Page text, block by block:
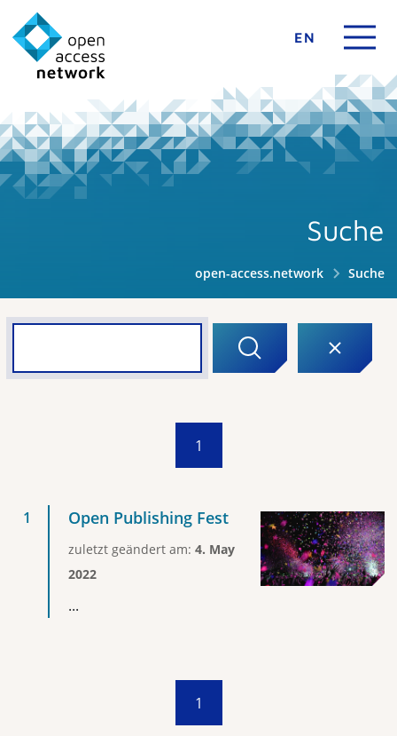
EN
Suche
open-access.network Suche
1
Open Publishing Fest
zuletzt geändert am: 4. May
2022
...
1